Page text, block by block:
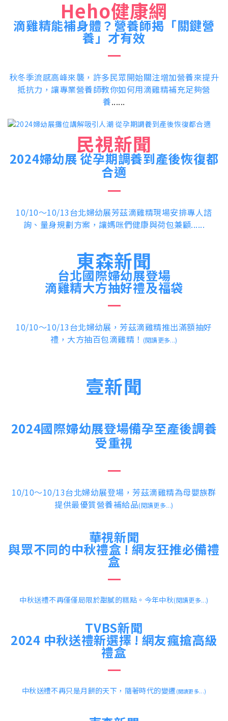
Heho健康網
滴雞精能補身體？營養師揭「關鍵營
養」才有效
秋冬季流感高峰來襲，許多民眾開始關注增加營養來提升
抵抗力，讓專業營養師教你如何用滴雞精補充足夠營
養......
民視新聞
2024婦幼展從孕期調養到產後恢復都
合適
10/10～10/13台北婦幼展芳茲滴雞精現場安排專人諮
詢、量身規劃方案，讓媽咪們健康與荷包兼顧......
東森新聞
台北國際婦幼展登場
滴雞精大方抽好禮及福袋
10/10～10/13台北婦幼展，芳茲滴雞精推出滿額抽好
禮，大方抽百包滴雞精！ (閱讀更多...)
壹新聞
2024國際婦幼展登場備孕至產後調養
受重視
10/10～10/13台北婦幼展登場，芳茲滴雞精為母嬰族群
提供最優質營養補給品(閱讀更多...)
華視新聞
與眾不同的中秋禮盒 ! 網友狂推必備禮
盒
中秋送禮不再僅僅局限於甜膩的糕點。今年中秋(閱讀更多...)
TVBS新聞
2024 中秋送禮新選擇 ! 網友瘋搶高級
禮盒
中秋送禮不再只是月餅的天下，隨著時代的變遷 (閱讀更多...)